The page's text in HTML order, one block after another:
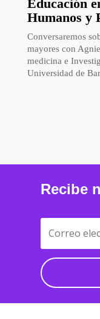
Educación
Humanos y
Conversaremos
mayores con
medicina e